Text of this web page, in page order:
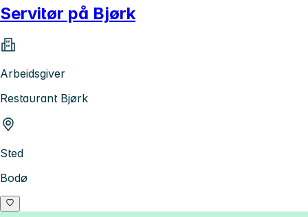
Servitør på Bjørk
Arbeidsgiver
Restaurant Bjørk
Sted
Bodø